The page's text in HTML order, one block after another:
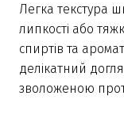
Легка текстура
липкості або
спиртів та
делікатний
зволоженою